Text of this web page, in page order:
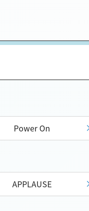
Power On
APPLAUSE